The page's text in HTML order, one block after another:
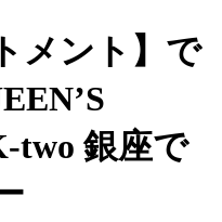
メント】で
two 銀座で